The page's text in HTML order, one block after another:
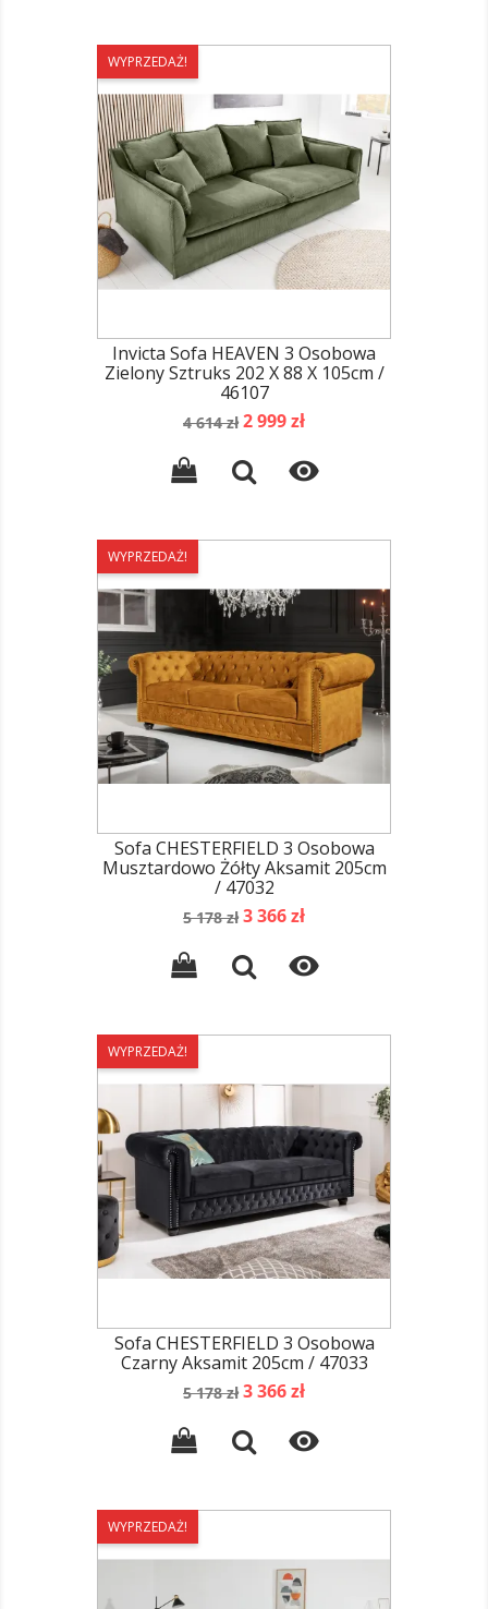
WYPRZEDAŻ!
Invicta Sofa HEAVEN 3 Osobowa
Zielony Sztruks 202 X 88 X 105cm /
46107
Cena
4 614 zł Cena
2 999 zł

WYPRZEDAŻ!
Sofa CHESTERFIELD 3 Osobowa
Musztardowo Żółty Aksamit 205cm
/ 47032
Cena
5 178 zł Cena
3 366 zł

WYPRZEDAŻ!
Sofa CHESTERFIELD 3 Osobowa
Czarny Aksamit 205cm / 47033
Cena
5 178 zł Cena
3 366 zł

WYPRZEDAŻ!